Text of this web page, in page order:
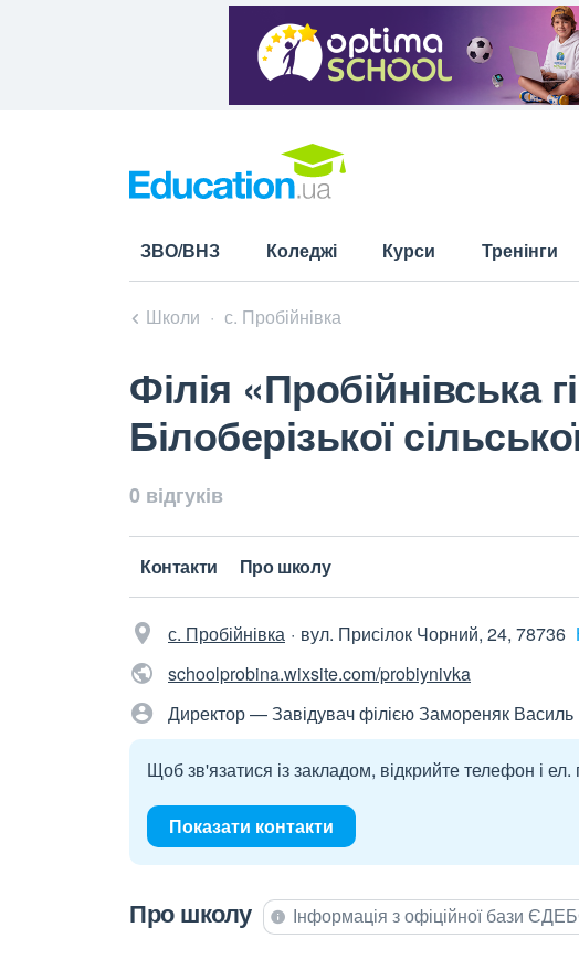
ЗВО/ВНЗ Коледжі Курси Тренінги
Школи с. Пробійнівка
Філія «Пробійнівська
Білоберізької
0 відгуків
Контакти Про школу
с. Пробійнівка вул. Присілок Чорний, 24, 78736
schoolprobina.wixsite.com/probiynivka
Директор — Завідувач філією Замореняк
Щоб зв'язатися із закладом, відкрийте телефон і
Показати контакти
Про школу Інформація з офіційної бази